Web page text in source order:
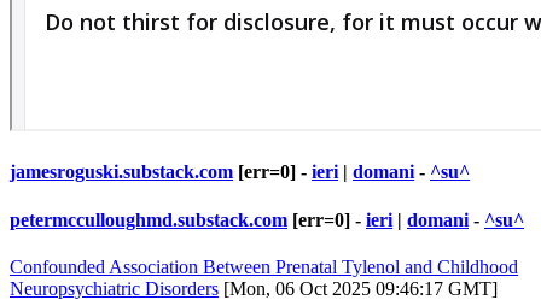
jamesroguski.substack.com [err=0] - ieri | domani - ^su^
petermcculloughmd.substack.com [err=0] - ieri | domani - ^su^
Confounded Association Between Prenatal Tylenol and Childhood
Neuropsychiatric Disorders [Mon, 06 Oct 2025 09:46:17 GMT]